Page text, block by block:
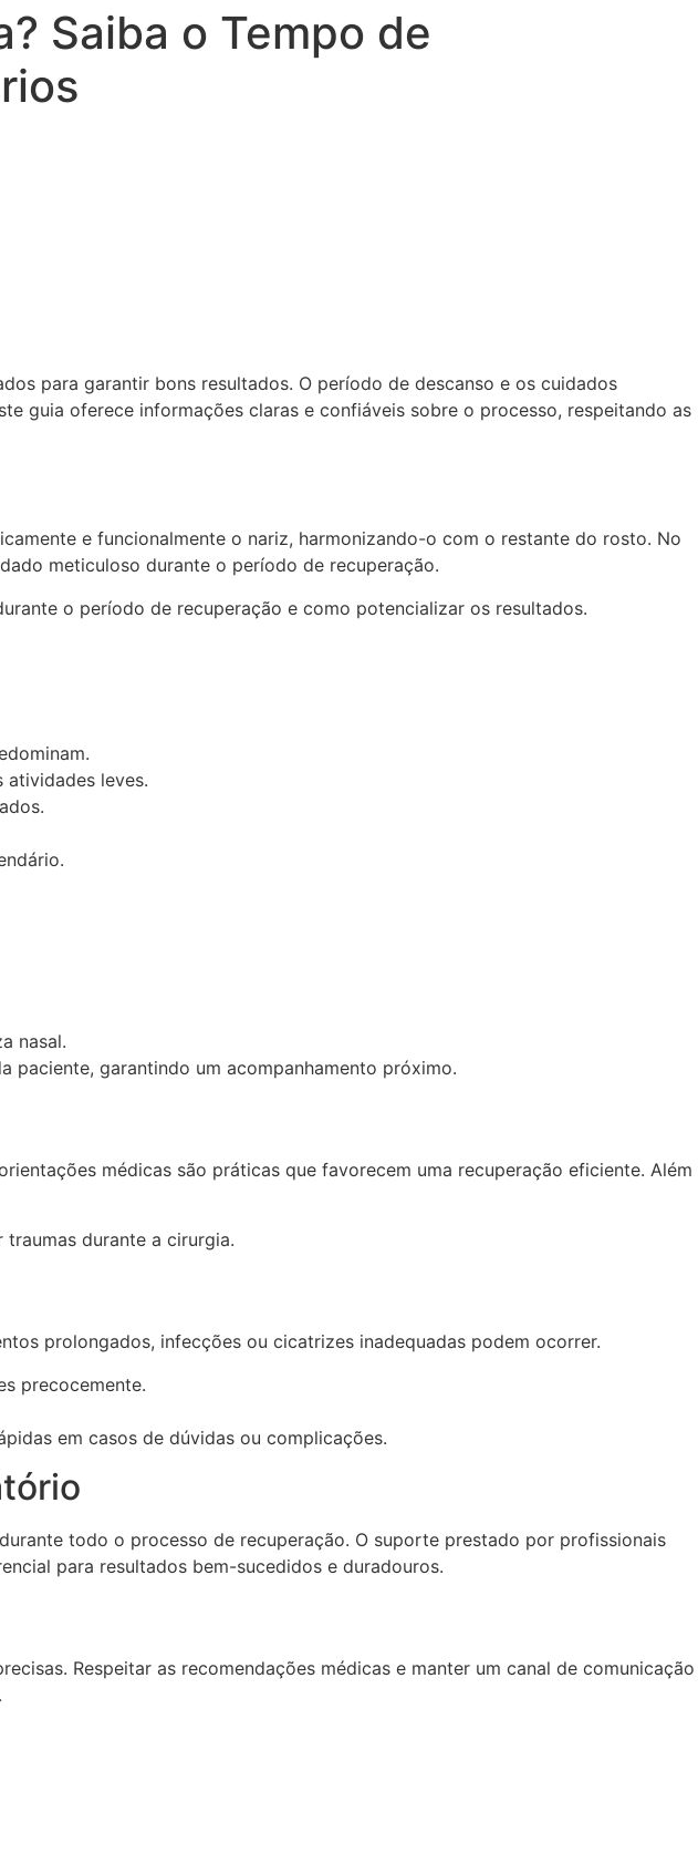
Saiba o Tempo de
para garantir bons resultados. O período de descanso e os cuidados
guia oferece informações claras e confiáveis sobre o processo, respeitando as
e funcionalmente o nariz, harmonizando-o com o restante do rosto. No
meticuloso durante o período de recuperação.
o período de recuperação e como potencializar os resultados.
atividades leves.
nasal.
paciente, garantindo um acompanhamento próximo.
médicas são práticas que favorecem uma recuperação eficiente. Além
durante a cirurgia.
prolongados, infecções ou cicatrizes inadequadas podem ocorrer.
precocemente.
em casos de dúvidas ou complicações.
todo o processo de recuperação. O suporte prestado por profissionais
para resultados bem-sucedidos e duradouros.
Respeitar as recomendações médicas e manter um canal de comunicação